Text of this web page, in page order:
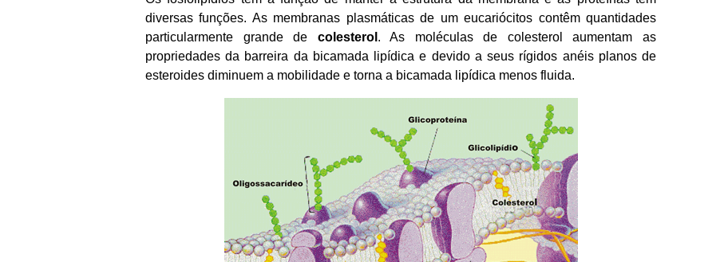
diversas funções. As membranas plasmáticas de um eucariócitos contêm quantidades
particularmente grande de colesterol . As moléculas de colesterol aumentam as
propriedades da barreira da bicamada lipídica e devido a seus rígidos anéis planos de
esteroides diminuem a mobilidade e torna a bicamada lipídica menos fluida.